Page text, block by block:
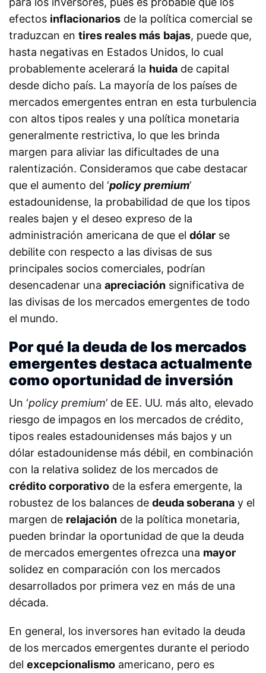
efectos inflacionarios de la política comercial se
traduzcan en tires reales más bajas, puede que,
hasta negativas en Estados Unidos, lo cual
probablemente acelerará la huida de capital
desde dicho país. La mayoría de los países de
mercados emergentes entran en esta turbulencia
con altos tipos reales y una política monetaria
generalmente restrictiva, lo que les brinda
margen para aliviar las dificultades de una
ralentización. Consideramos que cabe destacar
que el aumento del ‘policy premium’
estadounidense, la probabilidad de que los tipos
reales bajen y el deseo expreso de la
administración americana de que el dólar se
debilite con respecto a las divisas de sus
principales socios comerciales, podrían
desencadenar una apreciación significativa de
las divisas de los mercados emergentes de todo
el mundo.
Por qué la deuda de los mercados
emergentes destaca actualmente
como oportunidad de inversión
Un ‘policy premium’ de EE. UU. más alto, elevado
riesgo de impagos en los mercados de crédito,
tipos reales estadounidenses más bajos y un
dólar estadounidense más débil, en combinación
con la relativa solidez de los mercados de
crédito corporativo de la esfera emergente, la
robustez de los balances de deuda soberana y el
margen de relajación de la política monetaria,
pueden brindar la oportunidad de que la deuda
de mercados emergentes ofrezca una mayor
solidez en comparación con los mercados
desarrollados por primera vez en más de una
década.
En general, los inversores han evitado la deuda
de los mercados emergentes durante el periodo
del excepcionalismo americano, pero es